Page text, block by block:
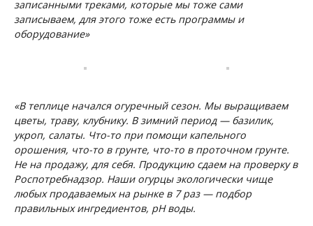
записанными треками, которые мы тоже сами
записываем, для этого тоже есть программы и
оборудование»
«В теплице начался огуречный сезон. Мы выращиваем
цветы, траву, клубнику. В зимний период — базилик,
укроп, салаты. Что-то при помощи капельного
орошения, что-то в грунте, что-то в проточном грунте.
Не на продажу, для себя. Продукцию сдаем на проверку в
Роспотребнадзор. Наши огурцы экологически чище
любых продаваемых на рынке в 7 раз — подбор
правильных ингредиентов, pH воды.